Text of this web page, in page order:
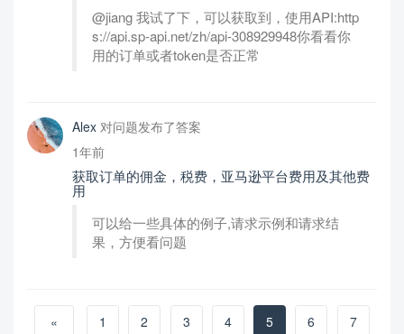
@jiang 我试了下，可以获取到，使用API:http
s://api.sp-api.net/zh/api-308929948你看看你
用的订单或者token是否正常
Alex 对问题发布了答案
1年前
获取订单的佣金，税费，亚马逊平台费用及其他费
用
可以给一些具体的例子,请求示例和请求结
果，方便看问题
« 1 2 3 4 5 6
7